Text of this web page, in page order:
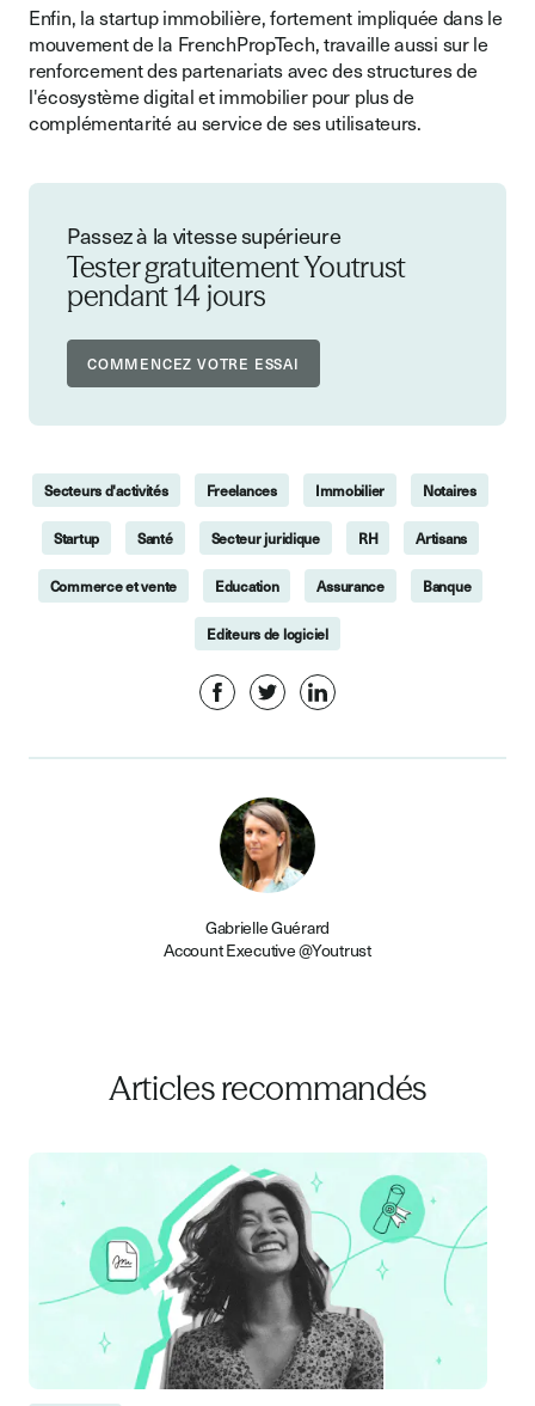
Enfin, la startup immobilière, fortement impliquée dans le
mouvement de la FrenchPropTech, travaille aussi sur le
renforcement des partenariats avec des structures de
l'écosystème digital et immobilier pour plus de
complémentarité au service de ses utilisateurs.
Passez à la vitesse supérieure
Tester gratuitement Youtrust
pendant 14 jours
Secteurs d'activités Freelances Immobilier Notaires
Startup Santé Secteur juridique RH Artisans
Commerce et vente Education Assurance Banque
Editeurs de logiciel
Gabrielle Guérard
Account Executive @Youtrust
Articles recommandés